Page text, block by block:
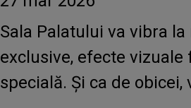
Sala Palatului va vibra la
exclusive, efecte
specială. Și ca de obicei,